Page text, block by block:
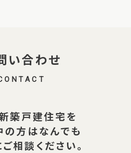
い合わせ
築戸建住宅を
の方はなんでも
相談ください。